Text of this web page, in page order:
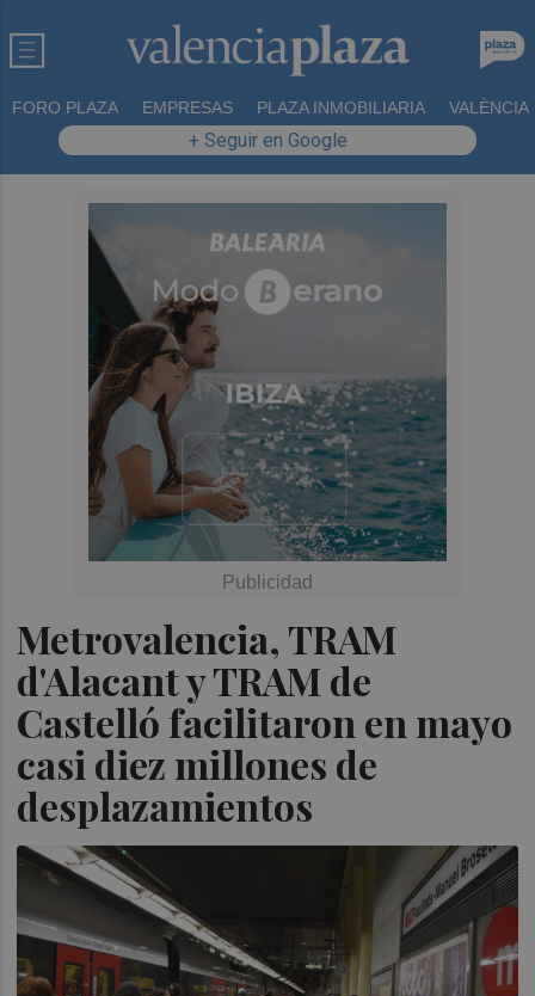
FORO PLAZA EMPRESAS PLAZA INMOBILIARIA VALÈNCIA
+ Seguir en Google
Metrovalencia, TRAM
d'Alacant y TRAM de
Castelló facilitaron en mayo
casi diez millones de
desplazamientos